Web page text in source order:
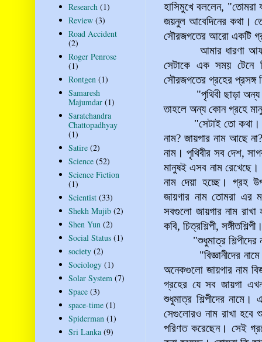
হাসিমুখে বললেন, "তোমরা
জয়নুল আবেদিনের কথা।
সৌরজগতের আরো একটি
আমার ধারণা আফতাব
সেটাকে এক সময় টেনে
সৌরজগতের গ্রহের প্রসঙ্গ
"পৃথিবী ছাড়া অন্য
তাহলে অন্য কোন গ্রহে
"সেটাই তো কথা। এই
নাম? জায়গার নাম আছে
নাম। পৃথিবীর সব দেশ,
মানুষই এসব নাম
নাম দেয়া হচ্ছে। গ্রহ
জায়গার নাম তোমরা
সবগুলো জায়গার নাম রাখা
কবি, চিত্রশিল্পী,
"শুধুমাত্র শিল্পীদের
"বিজ্ঞানীদের নামে
অনেকগুলো জায়গার নাম
গ্রহের যে সব জায়গা
শুধুমাত্র শিল্পীদের
সেগুলোরও নাম রাখা হবে
পরিণত করেছেন। সেই
Research (1)
Review (3)
Road Accident
(2)
Roger Penrose
(1)
Rontgen (1)
Samaresh
Majumdar (1)
Saratchandra
Chattopadhyay
(1)
Satire (2)
Science (52)
Science Fiction
(1)
Scientist (33)
Shekh Mujib (2)
Shen Yun (2)
Social Status (1)
society (2)
Sociology (1)
Solar System (7)
Space (3)
space-time (1)
Spiderman (1)
Sri Lanka (9)